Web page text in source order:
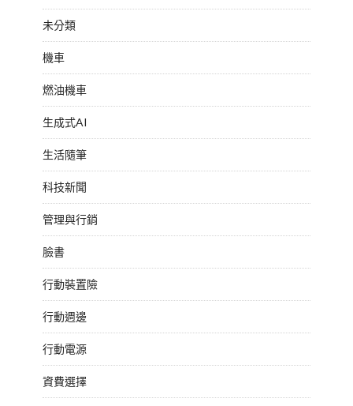
未分類
機車
燃油機車
生成式AI
生活隨筆
科技新聞
管理與行銷
臉書
行動裝置險
行動週邊
行動電源
資費選擇